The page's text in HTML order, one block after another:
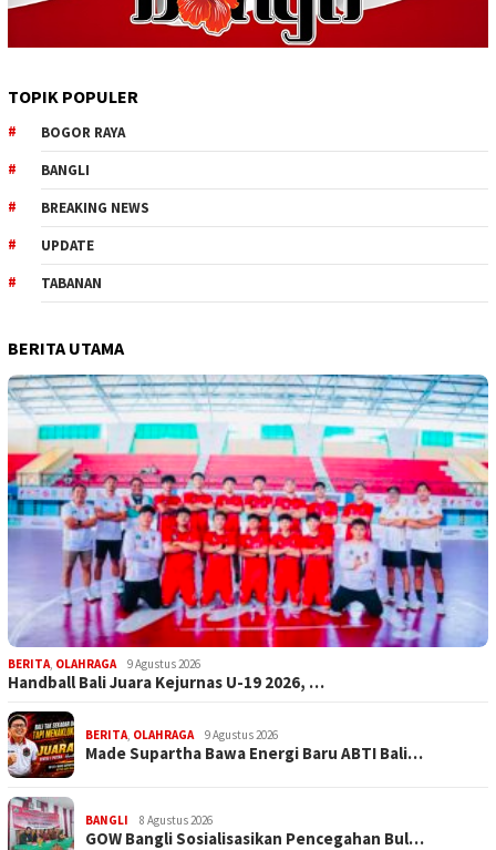
TOPIK POPULER
BOGOR RAYA
BANGLI
BREAKING NEWS
UPDATE
TABANAN
BERITA UTAMA
BERITA, OLAHRAGA 9 Agustus 2026
Handball Bali Juara Kejurnas U-19 2026, …
BERITA, OLAHRAGA 9 Agustus 2026
Made Supartha Bawa Energi Baru ABTI Bali…
BANGLI 8 Agustus 2026
GOW Bangli Sosialisasikan Pencegahan Bul…